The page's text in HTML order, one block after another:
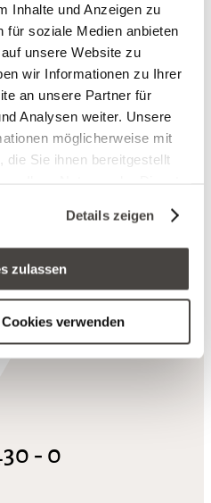
Inhalte und Anzeigen zu
für soziale Medien anbieten
unsere Website zu
wir Informationen zu Ihrer
an unsere Partner für
Analysen weiter. Unsere
möglicherweise mit
die Sie ihnen bereitgestellt
weiterhin nutzen.
Details zeigen
zulassen
verwenden
nach
‑ 0